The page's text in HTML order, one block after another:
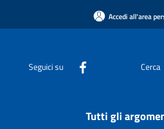
Accedi all'area
Seguici su Cerca
Tutti gli